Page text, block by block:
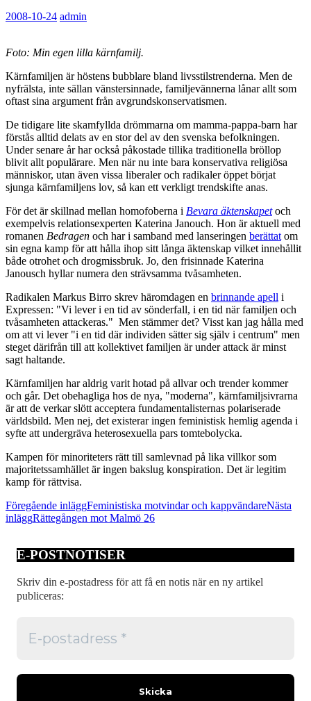
2008-10-24 admin
Foto: Min egen lilla kärnfamilj.
Kärnfamiljen är höstens bubblare bland livsstilstrenderna. Men de
nyfrälsta, inte sällan vänstersinnade, familjevännerna lånar allt som
oftast sina argument från avgrundskonservatismen.
De tidigare lite skamfyllda drömmarna om mamma-pappa-barn har
förstås alltid delats av en stor del av den svenska befolkningen.
Under senare år har också påkostade tillika traditionella bröllop
blivit allt populärare. Men när nu inte bara konservativa religiösa
människor, utan även vissa liberaler och radikaler öppet börjat
sjunga kärnfamiljens lov, så kan ett verkligt trendskifte anas.
För det är skillnad mellan homofoberna i Bevara äktenskapetoch
exempelvis relationsexperten Katerina Janouch. Hon är aktuell med
romanen Bedragen och har i samband med lanseringen berättat om
sin egna kamp för att hålla ihop sitt långa äktenskap vilket innehållit
både otrohet och drogmissbruk. Jo, den frisinnade Katerina
Janousch hyllar numera den strävsamma tvåsamheten.
Radikalen Markus Birro skrev häromdagen en brinnande apell i
Expressen: "Vi lever i en tid av sönderfall, i en tid när familjen och
tvåsamheten attackeras." Men stämmer det? Visst kan jag hålla med
om att vi lever "i en tid där individen sätter sig själv i centrum" men
steget därifrån till att kollektivet familjen är under attack är minst
sagt haltande.
Kärnfamiljen har aldrig varit hotad på allvar och trender kommer
och går. Det obehagliga hos de nya, "moderna", kärnfamiljsivrarna
är att de verkar slött acceptera fundamentalisternas polariserade
världsbild. Men nej, det existerar ingen feministisk hemlig agenda i
syfte att undergräva heterosexuella pars tomtebolycka.
Kampen för minoriteters rätt till samlevnad på lika villkor som
majoritetssamhället är ingen bakslug konspiration. Det är legitim
kamp för rättvisa.
Inläggsnavigering
Föregående inläggFeministiska motvindar och kappvändareNästa
inläggRättegången mot Malmö 26
E-POSTNOTISER
Skriv din e-postadress för att få en notis när en ny artikel
publiceras: